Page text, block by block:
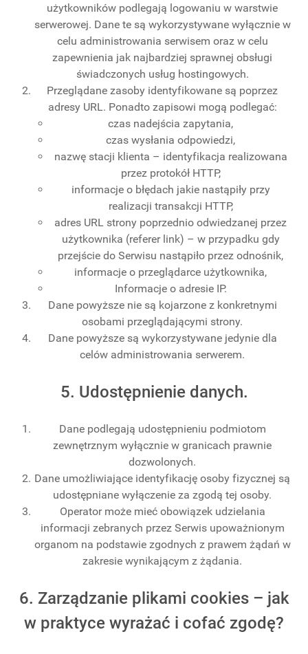
użytkowników podlegają logowaniu w warstwie
serwerowej. Dane te są wykorzystywane wyłącznie w
celu administrowania serwisem oraz w celu
zapewnienia jak najbardziej sprawnej obsługi
świadczonych usług hostingowych.
Przeglądane zasoby identyfikowane są poprzez
adresy URL. Ponadto zapisowi mogą podlegać:
czas nadejścia zapytania,
czas wysłania odpowiedzi,
nazwę stacji klienta – identyfikacja realizowana
przez protokół HTTP,
informacje o błędach jakie nastąpiły przy
realizacji transakcji HTTP,
adres URL strony poprzednio odwiedzanej przez
użytkownika (referer link) – w przypadku gdy
przejście do Serwisu nastąpiło przez odnośnik,
informacje o przeglądarce użytkownika,
Informacje o adresie IP.
Dane powyższe nie są kojarzone z konkretnymi
osobami przeglądającymi strony.
Dane powyższe są wykorzystywane jedynie dla
celów administrowania serwerem.
5. Udostępnienie danych.
Dane podlegają udostępnieniu podmiotom
zewnętrznym wyłącznie w granicach prawnie
dozwolonych.
Dane umożliwiające identyfikację osoby fizycznej są
udostępniane wyłączenie za zgodą tej osoby.
Operator może mieć obowiązek udzielania
informacji zebranych przez Serwis upoważnionym
organom na podstawie zgodnych z prawem żądań w
zakresie wynikającym z żądania.
6. Zarządzanie plikami cookies – jak
w praktyce wyrażać i cofać zgodę?